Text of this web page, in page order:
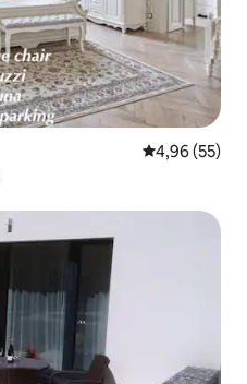
4,96 de uma
4,96 (55)